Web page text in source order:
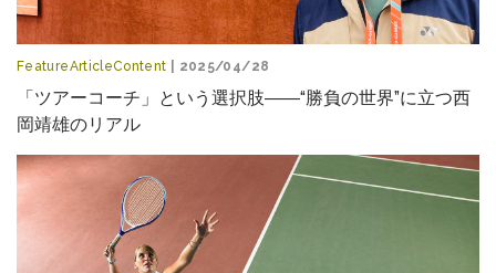
FeatureArticleContent | 2025/04/28
「ツアーコーチ」という選択肢――“勝負の世界”に立つ西
岡靖雄のリアル